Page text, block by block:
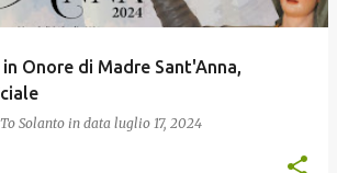
Onore di Madre Sant'Anna,
Solanto in data luglio 17, 2024